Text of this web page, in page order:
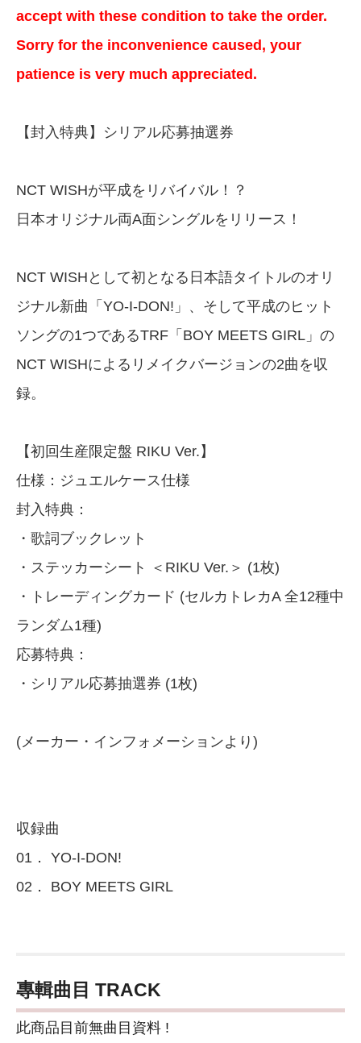
accept with these condition to take the order.
Sorry for the inconvenience caused, your
patience is very much appreciated.
【封入特典】シリアル応募抽選券
NCT WISHが平成をリバイバル！？
日本オリジナル両A面シングルをリリース！
NCT WISHとして初となる日本語タイトルのオリ
ジナル新曲「YO-I-DON!」、そして平成のヒット
ソングの1つであるTRF「BOY MEETS GIRL」の
NCT WISHによるリメイクバージョンの2曲を収
録。
【初回生産限定盤 RIKU Ver.】
仕様：ジュエルケース仕様
封入特典：
・歌詞ブックレット
・ステッカーシート ＜RIKU Ver.＞ (1枚)
・トレーディングカード (セルカトレカA 全12種中
ランダム1種)
応募特典：
・シリアル応募抽選券 (1枚)
(メーカー・インフォメーションより)
収録曲
01． YO-I-DON!
02． BOY MEETS GIRL
專輯曲目 TRACK
此商品目前無曲目資料 !